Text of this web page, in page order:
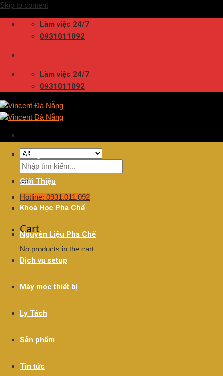
Skip to content
Làm việc 24/7
0931011092
Làm việc 24/7
0931011092
Hotline: 0931.011.092
Cart
No products in the cart.
Trang Chủ
Giới Thiệu
Khoá Học Pha Chế
Nguyên Liệu Pha Chế
Dịch vụ setup
Máy móc thiết bị
Ly Tách
Sản phẩm
Tin tức